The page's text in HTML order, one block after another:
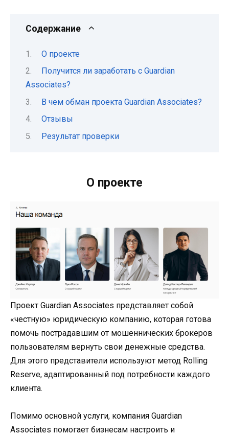
Содержание
О проекте
Получится ли заработать с Guardian
Associates?
В чем обман проекта Guardian Associates?
Отзывы
Результат проверки
О проекте
Проект Guardian Associates представляет собой
«честную» юридическую компанию, которая готова
помочь пострадавшим от мошеннических брокеров
пользователям вернуть свои денежные средства.
Для этого представители используют метод Rolling
Reserve, адаптированный под потребности каждого
клиента.
Помимо основной услуги, компания Guardian
Associates помогает бизнесам настроить и